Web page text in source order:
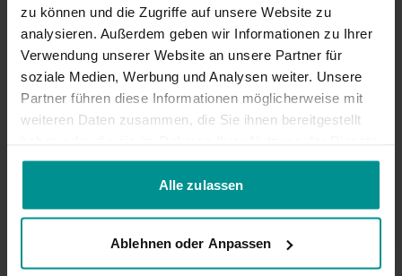
zu können und die Zugriffe auf unsere Website zu
analysieren. Außerdem geben wir Informationen zu Ihrer
Verwendung unserer Website an unsere Partner für
soziale Medien, Werbung und Analysen weiter. Unsere
Partner führen diese Informationen möglicherweise mit
weiteren Daten zusammen, die Sie ihnen bereitgestellt
gesammelt haben.
Alle zulassen
Ablehnen oder Anpassen
Ähnliche Videos